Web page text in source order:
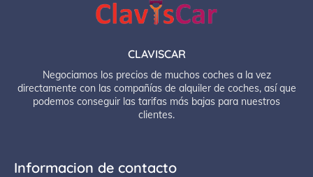
CLAVISCAR
Negociamos los precios de muchos coches a la vez
directamente con las compañías de alquiler de coches, así que
podemos conseguir las tarifas más bajas para nuestros
clientes.
Informacion de contacto